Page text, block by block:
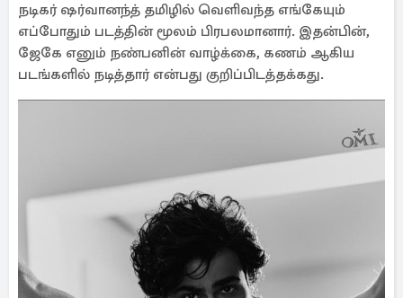
நடிகர் ஷர்வானந்த் தமிழில் வெளிவந்த எங்கேயும்
எப்போதும் படத்தின் மூலம் பிரபலமானார். இதன்பின்,
ஜேகே எனும் நண்பனின் வாழ்க்கை, கணம் ஆகிய
படங்களில் நடித்தார் என்பது குறிப்பிடத்தக்கது.